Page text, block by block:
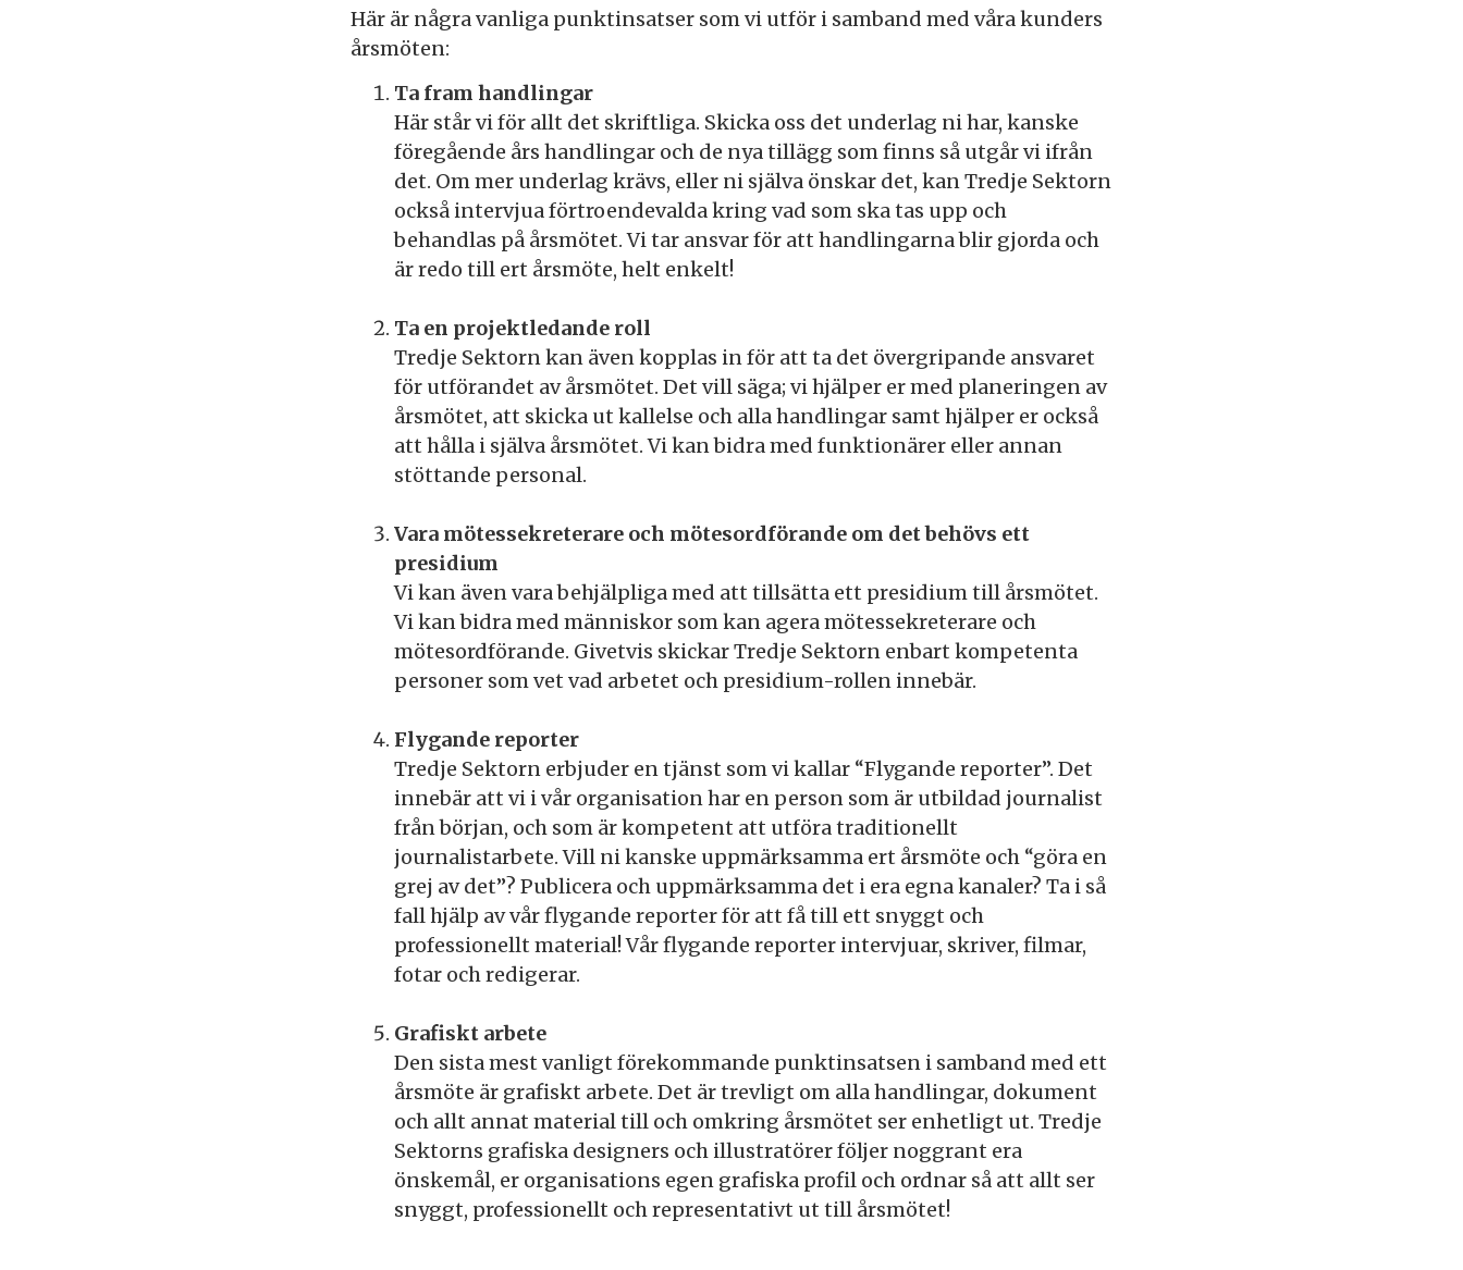
Här är några vanliga punktinsatser som vi utför i samband med våra kunders
årsmöten:
Ta fram handlingar
Här står vi för allt det skriftliga. Skicka oss det underlag ni har, kanske
föregående års handlingar och de nya tillägg som finns så utgår vi ifrån
det. Om mer underlag krävs, eller ni själva önskar det, kan Tredje Sektorn
också intervjua förtroendevalda kring vad som ska tas upp och
behandlas på årsmötet. Vi tar ansvar för att handlingarna blir gjorda och
är redo till ert årsmöte, helt enkelt!
Ta en projektledande roll
Tredje Sektorn kan även kopplas in för att ta det övergripande ansvaret
för utförandet av årsmötet. Det vill säga; vi hjälper er med planeringen av
årsmötet, att skicka ut kallelse och alla handlingar samt hjälper er också
att hålla i själva årsmötet. Vi kan bidra med funktionärer eller annan
stöttande personal.
Vara mötessekreterare och mötesordförande om det behövs ett
presidium
Vi kan även vara behjälpliga med att tillsätta ett presidium till årsmötet.
Vi kan bidra med människor som kan agera mötessekreterare och
mötesordförande. Givetvis skickar Tredje Sektorn enbart kompetenta
personer som vet vad arbetet och presidium-rollen innebär.
Flygande reporter
Tredje Sektorn erbjuder en tjänst som vi kallar “Flygande reporter”. Det
innebär att vi i vår organisation har en person som är utbildad journalist
från början, och som är kompetent att utföra traditionellt
journalistarbete. Vill ni kanske uppmärksamma ert årsmöte och “göra en
grej av det”? Publicera och uppmärksamma det i era egna kanaler? Ta i så
fall hjälp av vår flygande reporter för att få till ett snyggt och
professionellt material! Vår flygande reporter intervjuar, skriver, filmar,
fotar och redigerar.
Grafiskt arbete
Den sista mest vanligt förekommande punktinsatsen i samband med ett
årsmöte är grafiskt arbete. Det är trevligt om alla handlingar, dokument
och allt annat material till och omkring årsmötet ser enhetligt ut. Tredje
Sektorns grafiska designers och illustratörer följer noggrant era
önskemål, er organisations egen grafiska profil och ordnar så att allt ser
snyggt, professionellt och representativt ut till årsmötet!